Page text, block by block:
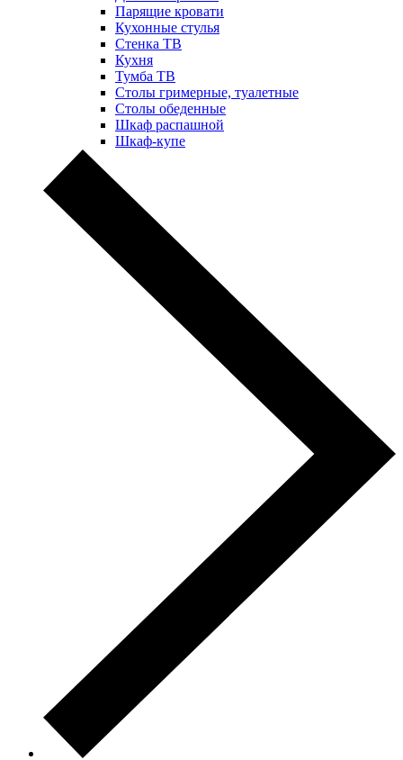
Парящие кровати
Кухонные стулья
Стенка ТВ
Кухня
Тумба ТВ
Столы гримерные, туалетные
Столы обеденные
Шкаф распашной
Шкаф-купе